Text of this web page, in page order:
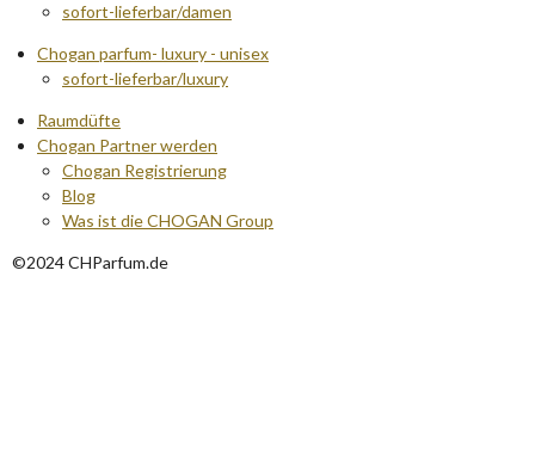
sofort-lieferbar/damen
Chogan parfum- luxury - unisex
sofort-lieferbar/luxury
Raumdüfte
Chogan Partner werden
Chogan Registrierung
Blog
Was ist die CHOGAN Group
©2024 CHParfum.de